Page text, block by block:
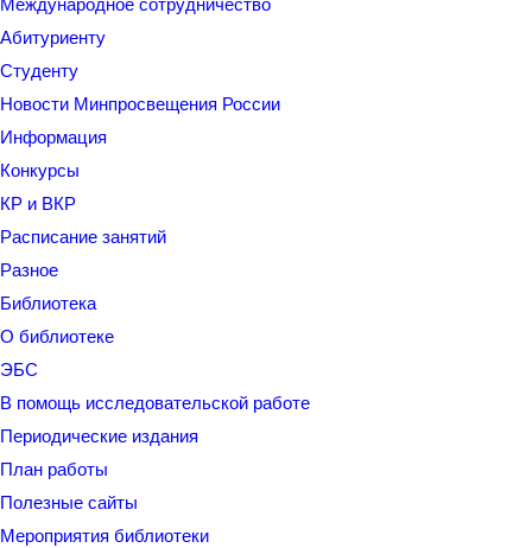
Международное сотрудничество
Абитуриенту
Студенту
Новости Минпросвещения России
Информация
Конкурсы
КР и ВКР
Расписание занятий
Разное
Библиотека
О библиотеке
ЭБС
В помощь исследовательской работе
Периодические издания
План работы
Полезные сайты
Мероприятия библиотеки